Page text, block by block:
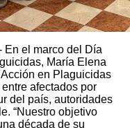
En el marco del Día
María Elena
en Plaguicidas
afectados por
del país, autoridades
“Nuestro objetivo
década de su